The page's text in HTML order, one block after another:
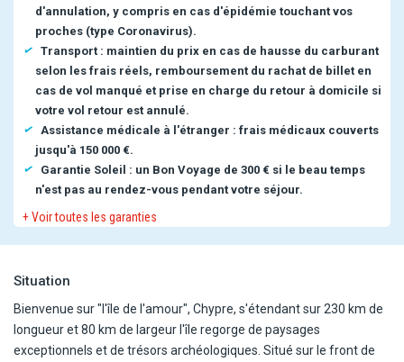
d'annulation, y compris en cas d'épidémie touchant vos
proches (type Coronavirus).
Transport : maintien du prix en cas de hausse du carburant
selon les frais réels, remboursement du rachat de billet en
cas de vol manqué et prise en charge du retour à domicile si
votre vol retour est annulé.
Assistance médicale à l'étranger : frais médicaux couverts
jusqu'à 150 000 €.
Garantie Soleil : un Bon Voyage de 300 € si le beau temps
n'est pas au rendez-vous pendant votre séjour.
+ Voir toutes les garanties
Situation
Bienvenue sur "l'île de l'amour", Chypre, s'étendant sur 230 km de
longueur et 80 km de largeur l'île regorge de paysages
exceptionnels et de trésors archéologiques. Situé sur le front de